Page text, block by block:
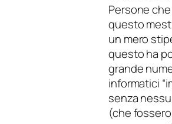
Persone
questo
un mero
questo ha
grande
informatici
senza
(che